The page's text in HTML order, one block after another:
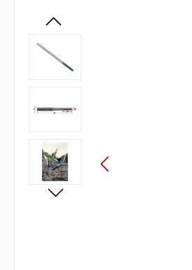
Bildergalerie überspringen